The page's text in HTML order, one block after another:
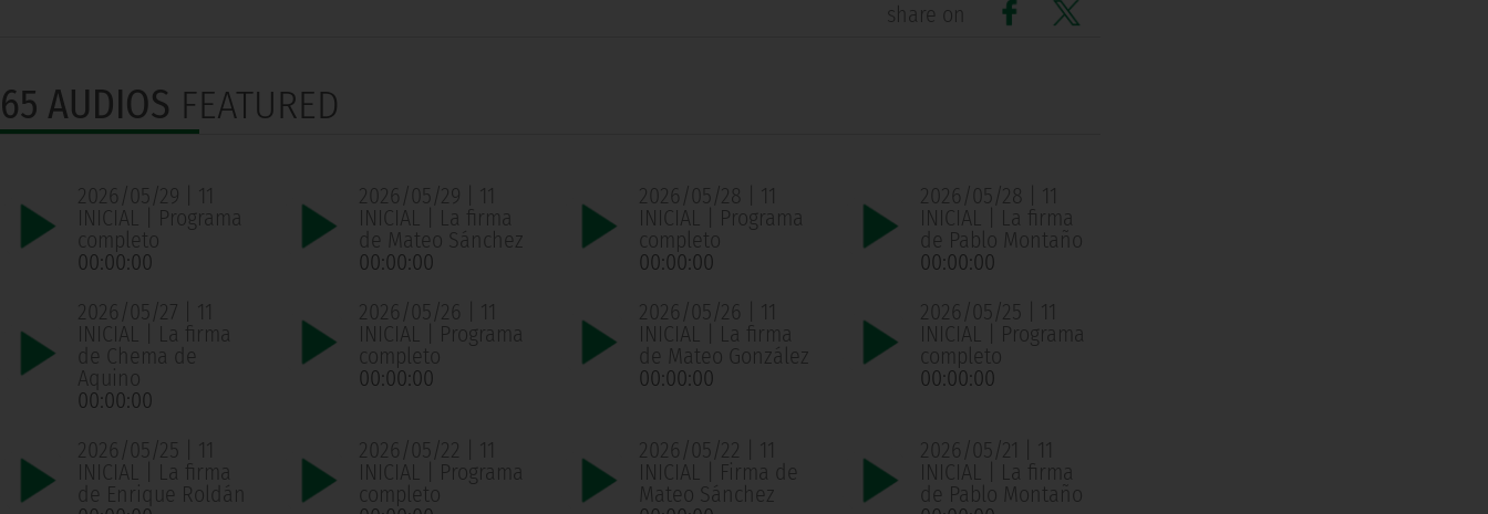
share on
65 AUDIOS FEATURED
2026/05/29 | 11
INICIAL | Programa
completo
00:00:00
2026/05/29 | 11
INICIAL | La firma
de Mateo Sánchez
00:00:00
2026/05/28 | 11
INICIAL | Programa
completo
00:00:00
2026/05/28 | 11
INICIAL | La firma
de Pablo Montaño
00:00:00
2026/05/27 | 11
INICIAL | La firma
de Chema de
Aquino
00:00:00
2026/05/26 | 11
INICIAL | Programa
completo
00:00:00
2026/05/26 | 11
INICIAL | La firma
de Mateo González
00:00:00
2026/05/25 | 11
INICIAL | Programa
completo
00:00:00
2026/05/25 | 11
INICIAL | La firma
de Enrique Roldán
2026/05/22 | 11
INICIAL | Programa
completo
2026/05/22 | 11
INICIAL | Firma de
Mateo Sánchez
2026/05/21 | 11
INICIAL | La firma
de Pablo Montaño